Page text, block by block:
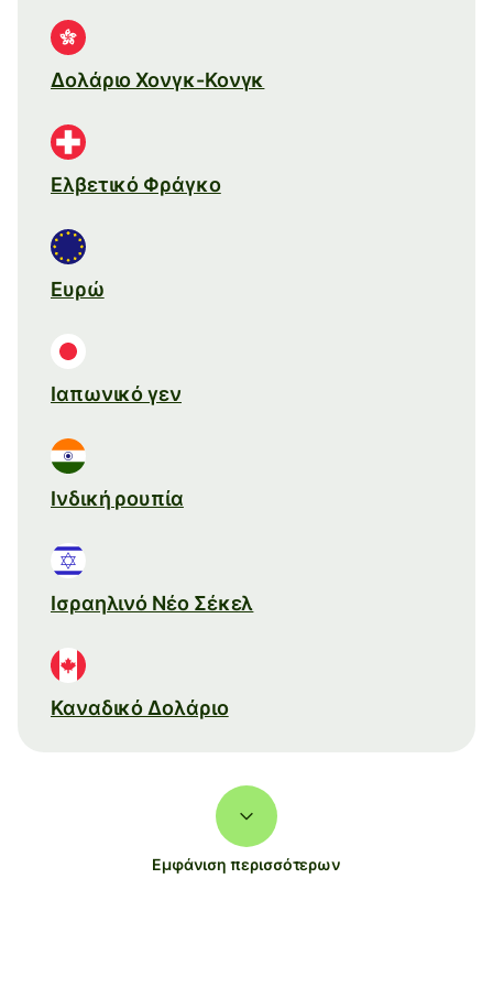
Δολάριο Χονγκ-Κονγκ
Ελβετικό Φράγκο
Ευρώ
Ιαπωνικό γεν
Ινδική ρουπία
Ισραηλινό Νέο Σέκελ
Καναδικό Δολάριο
Εμφάνιση περισσότερων